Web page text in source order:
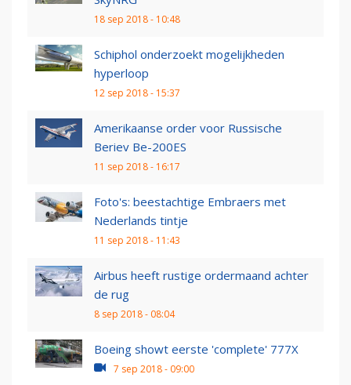
18 sep 2018 - 10:48
Schiphol onderzoekt mogelijkheden
hyperloop
12 sep 2018 - 15:37
Amerikaanse order voor Russische
Beriev Be-200ES
11 sep 2018 - 16:17
Foto's: beestachtige Embraers met
Nederlands tintje
11 sep 2018 - 11:43
Airbus heeft rustige ordermaand achter
de rug
8 sep 2018 - 08:04
Boeing showt eerste 'complete' 777X
7 sep 2018 - 09:00